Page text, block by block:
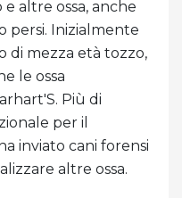
altre ossa, anche
persi. Inizialmente
di mezza età tozzo,
le ossa
Più di
per il
inviato cani forensi
altre ossa.